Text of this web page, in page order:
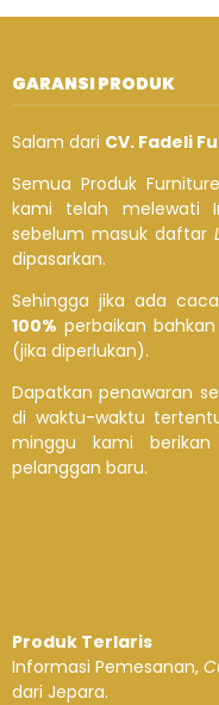
GARANSI PRODUK
Salam dari CV. Fadeli
Semua Produk
kami telah melewati
sebelum masuk daftar
dipasarkan.
Sehingga jika ada
100% perbaikan
(jika diperlukan).
Dapatkan penawaran
di waktu-waktu
minggu kami
pelanggan baru.
Produk Terlaris
Informasi Pemesanan,
dari Jepara.